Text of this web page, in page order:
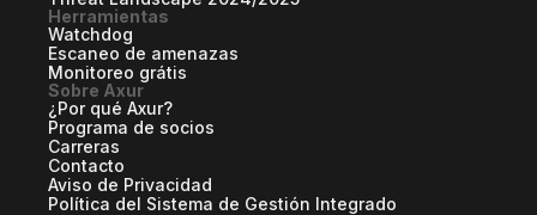
Herramientas
Watchdog
Escaneo de amenazas
Monitoreo grátis
Sobre Axur
¿Por qué Axur?
Programa de socios
Carreras
Contacto
Aviso de Privacidad
Política del Sistema de Gestión Integrado